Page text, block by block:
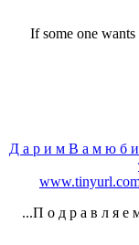
If some one
Д а р и м В а м ю б
П о д р а в л я е